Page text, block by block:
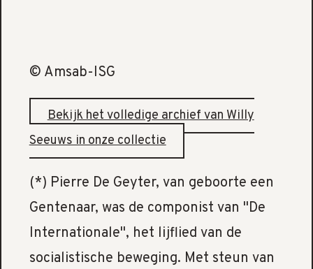
© Amsab-ISG
Bekijk het volledige archief van Willy
Seeuws in onze collectie
(*) Pierre De Geyter, van geboorte een
Gentenaar, was de componist van "De
Internationale", het lijflied van de
socialistische beweging. Met steun van